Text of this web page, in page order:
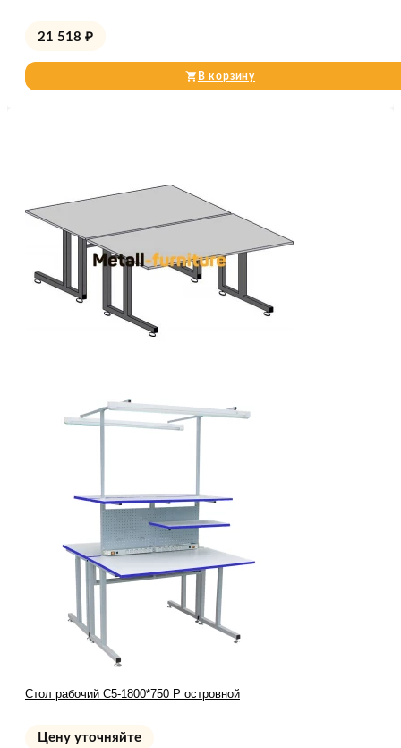
21 518 ₽
В корзину
Стол рабочий С5-1800*750 Р островной
Цену уточняйте